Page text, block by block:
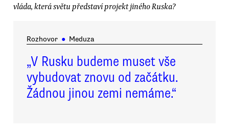
vláda, která světu představí projekt jiného Ruska?
Rozhovor ● Meduza
„V Rusku budeme muset vše
vybudovat znovu od začátku.
Žádnou jinou zemi nemáme.“